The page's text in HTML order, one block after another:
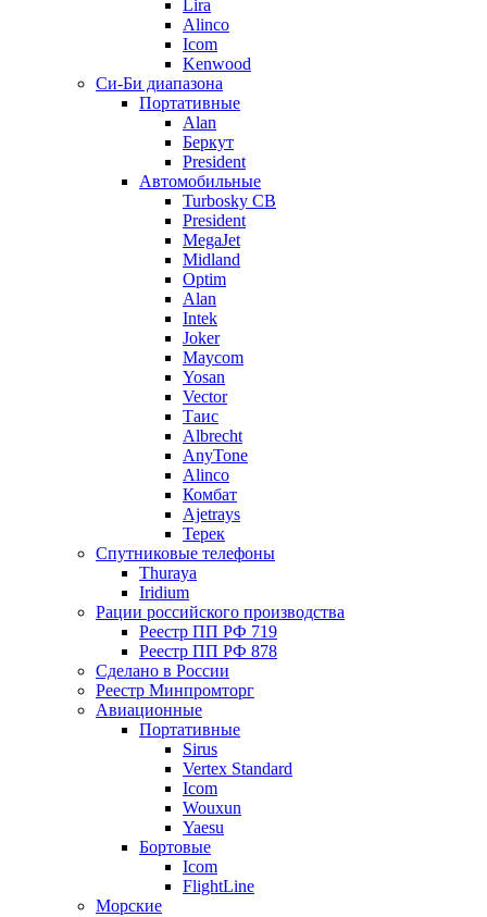
Lira
Alinco
Icom
Kenwood
Си-Би диапазона
Портативные
Alan
Беркут
President
Автомобильные
Turbosky CB
President
MegaJet
Midland
Optim
Alan
Intek
Joker
Maycom
Yosan
Vector
Таис
Albrecht
AnyTone
Alinco
Комбат
Ajetrays
Терек
Спутниковые телефоны
Thuraya
Iridium
Рации российского производства
Реестр ПП РФ 719
Реестр ПП РФ 878
Сделано в России
Реестр Минпромторг
Авиационные
Портативные
Sirus
Vertex Standard
Icom
Wouxun
Yaesu
Бортовые
Icom
FlightLine
Морские